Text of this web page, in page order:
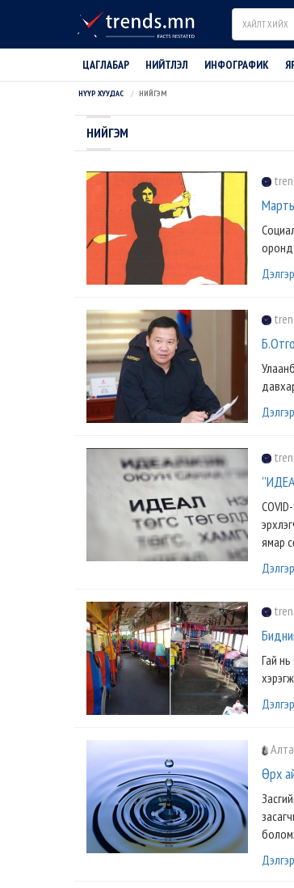
Search
ЦАГЛАБАР НИЙТЛЭЛ ИНФОГРАФИК
НҮҮР ХУУДАС НИЙГЭМ
НИЙГЭМ
оронд
ямар
Гай
Өрх